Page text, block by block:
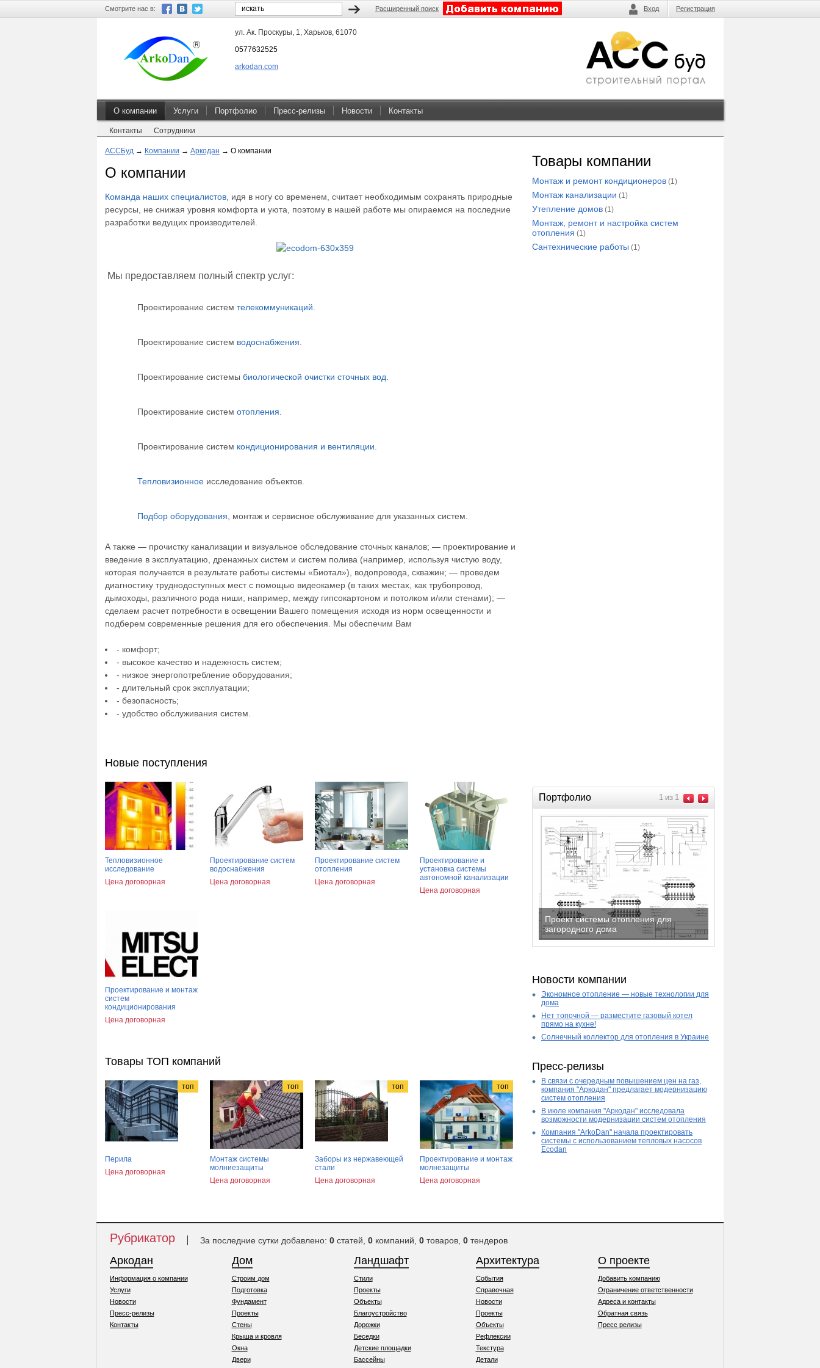
Смотрите нас в: Расширенный поиск Вход Регистрация
ул. Ак. Проскуры, 1, Харьков, 61070
0577632525
arkodan.com
О компании Услуги Портфолио Пресс-релизы Новости Контакты
Контакты Сотрудники
АССБуд → Компании → Аркодан → О компании
О компании
Команда наших специалистов , идя в ногу со временем, считает необходимым сохранять природные
ресурсы, не снижая уровня комфорта и уюта, поэтому в нашей работе мы опираемся на последние
разработки ведущих производителей.
Мы предоставляем полный спектр услуг:
Проектирование систем телекоммуникаций
Проектирование систем водоснабжения
Проектирование системы биологической очистки сточных вод
Проектирование систем отопления
Проектирование систем кондиционирования и вентиляции
Тепловизионное исследование объектов.
Подбор оборудования , монтаж и сервисное обслуживание для указанных систем.
А также — прочистку канализации и визуальное обследование сточных каналов; — проектирование и
введение в эксплуатацию, дренажных систем и систем полива (например, используя чистую воду,
которая получается в результате работы системы «Биотал»), водопровода, скважин; — проведем
диагностику труднодоступных мест с помощью видеокамер (в таких местах, как трубопровод,
дымоходы, различного рода ниши, например, между гипсокартоном и потолком и/или стенами); —
сделаем расчет потребности в освещении Вашего помещения исходя из норм освещенности и
подберем современные решения для его обеспечения. Мы обеспечим Вам
- комфорт;
- высокое качество и надежность систем;
- низкое энергопотребление оборудования;
- длительный срок эксплуатации;
- безопасность;
- удобство обслуживания систем.
Новые поступления
Тепловизионное
исследование
Цена договорная
Проектирование систем
водоснабжения
Цена договорная
Проектирование систем
отопления
Цена договорная
Проектирование и
установка системы
автономной канализации
Цена договорная
Проектирование и монтаж
систем
кондиционирования
Цена договорная
Товары ТОП компаний
топ
Перила
Цена договорная
топ
Монтаж системы
молниезащиты
Цена договорная
топ
Заборы из нержавеющей
стали
Цена договорная
топ
Проектирование и монтаж
молнезащиты
Цена договорная
Товары компании
Монтаж и ремонт кондиционеров (1)
Монтаж канализации (1)
Утепление домов (1)
Монтаж, ремонт и настройка систем
отопления (1)
Сантехнические работы (1)
Портфолио 1 из 1
Проект системы отопления для
загородного дома
Новости компании
Экономное отопление — новые технологии для
дома
Нет топочной — разместите газовый котел
прямо на кухне!
Cолнечный коллектор для отопления в Украине
Пресс-релизы
В связи с очередным повышением цен на газ,
компания "Аркодан" предлагает модернизацию
систем отопления
В июле компания "Аркодан" исследовала
возможности модернизации систем отопления
Компания "ArkoDan" начала проектировать
системы с использованием тепловых насосов
Ecodan
Рубрикатор За последние сутки добавлено: 0статей, 0компаний, 0товаров, 0тендеров
Аркодан
Информация о компании
Услуги
Новости
Пресс-релизы
Контакты
Дом
Строим дом
Подготовка
Фундамент
Проекты
Стены
Крыша и кровля
Окна
Двери
Ландшафт
Стили
Проекты
Объекты
Благоустройство
Дорожки
Беседки
Детские площадки
Бассейны
Архитектура
События
Справочная
Новости
Проекты
Объекты
Рефлексии
Текстура
Детали
О проекте
Добавить компанию
Ограничение ответственности
Адреса и контакты
Обратная связь
Пресс релизы